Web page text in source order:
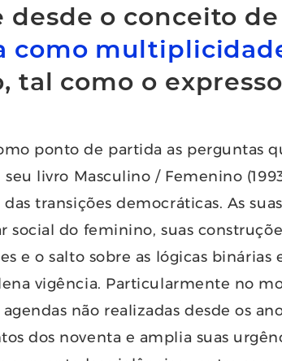
desde o conceito de
como
tal como o
ponto de partida as perguntas
livro Masculino / Femenino
transições democráticas. As
social do feminino, suas
e o salto sobre as lógicas binárias
vigência. Particularmente no
não realizadas desde os
dos noventa e amplia suas